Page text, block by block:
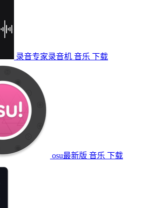
录音专家录音机 音乐 下载
osu最新版 音乐 下载